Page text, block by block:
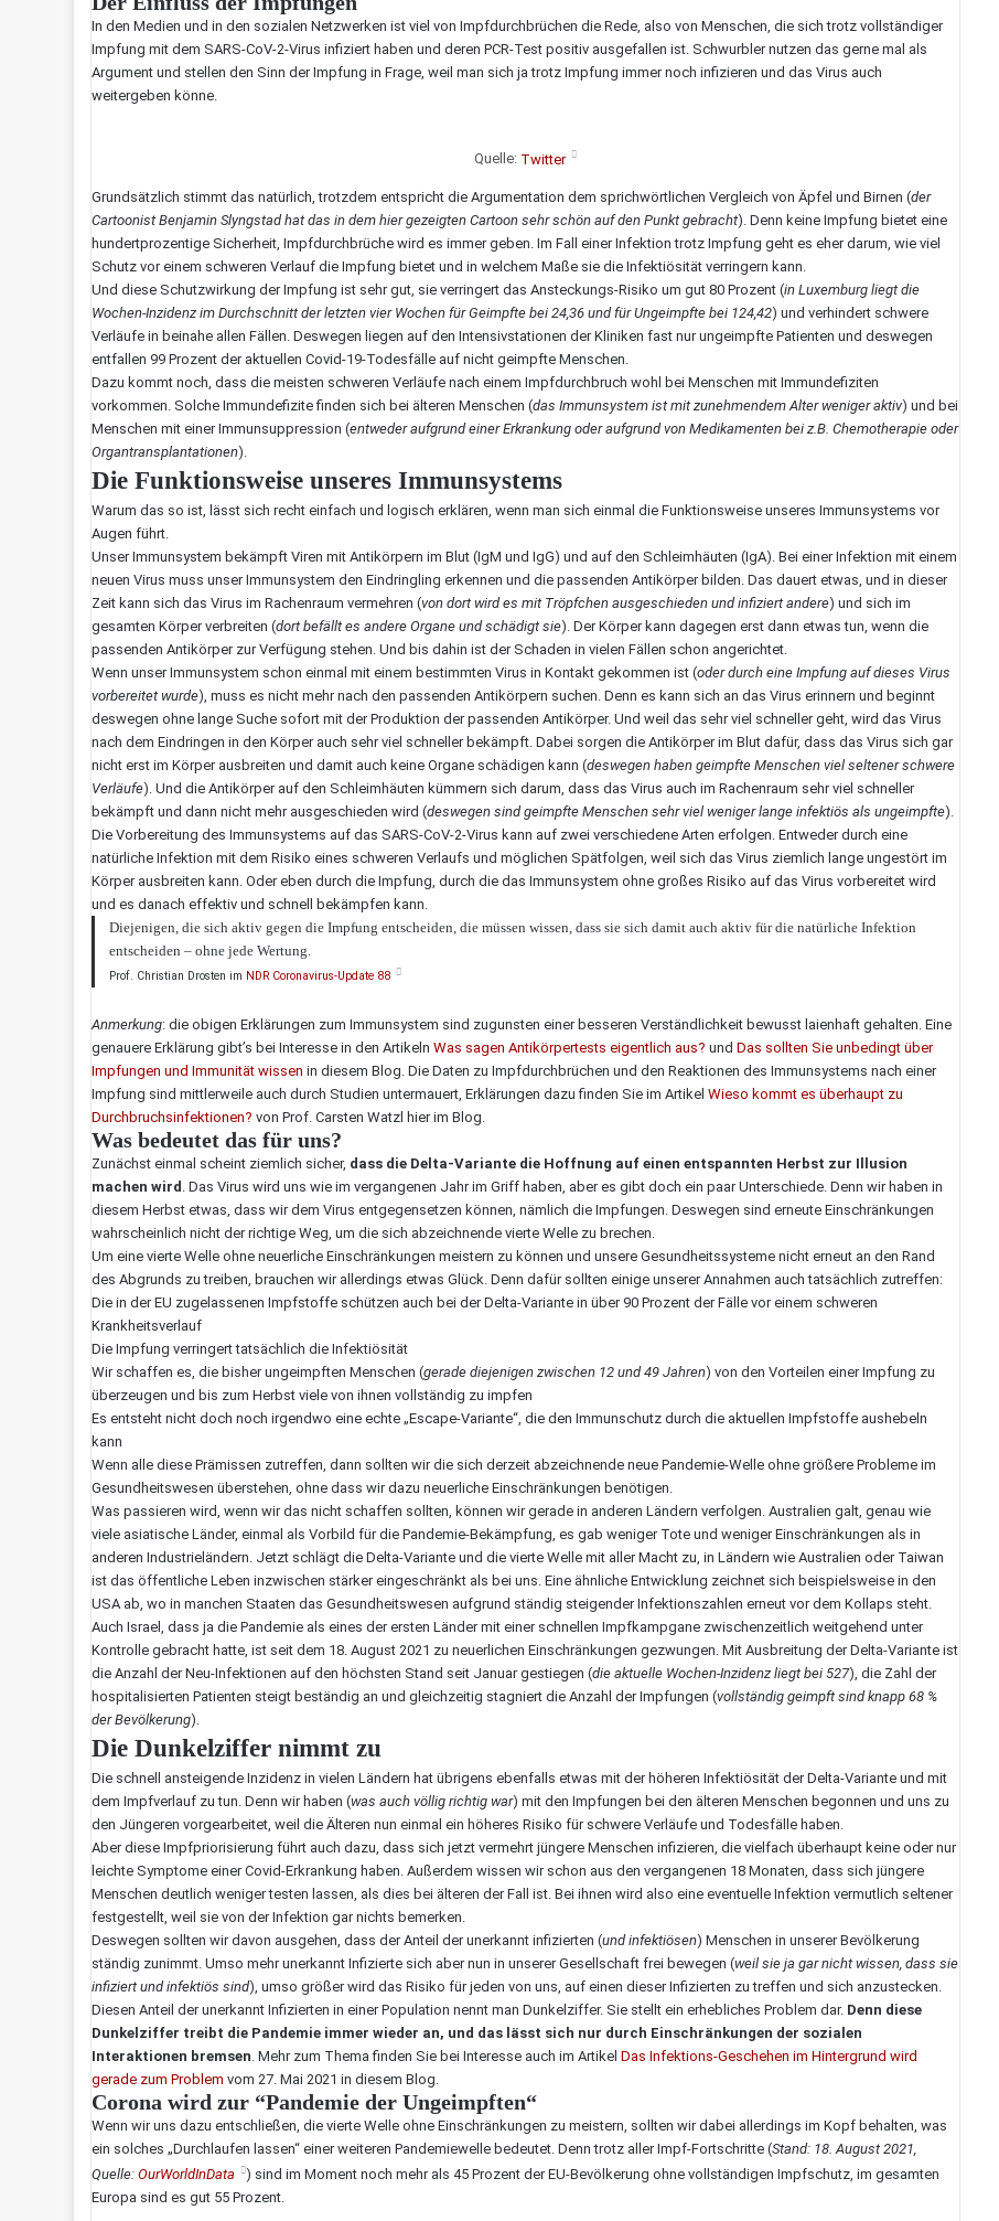
In den Medien und in den sozialen Netzwerken ist viel von Impfdurchbrüchen die Rede, also von Menschen, die sich trotz vollständiger
Impfung mit dem SARS-CoV-2-Virus infiziert haben und deren PCR-Test positiv ausgefallen ist. Schwurbler nutzen das gerne mal als
Argument und stellen den Sinn der Impfung in Frage, weil man sich ja trotz Impfung immer noch infizieren und das Virus auch
weitergeben könne.
Quelle: Twitter
Grundsätzlich stimmt das natürlich, trotzdem entspricht die Argumentation dem sprichwörtlichen Vergleich von Äpfel und Birnen (der
Cartoonist Benjamin Slyngstad hat das in dem hier gezeigten Cartoon sehr schön auf den Punkt gebracht). Denn keine Impfung bietet eine
hundertprozentige Sicherheit, Impfdurchbrüche wird es immer geben. Im Fall einer Infektion trotz Impfung geht es eher darum, wie viel
Schutz vor einem schweren Verlauf die Impfung bietet und in welchem Maße sie die Infektiösität verringern kann.
Und diese Schutzwirkung der Impfung ist sehr gut, sie verringert das Ansteckungs-Risiko um gut 80 Prozent (in Luxemburg liegt die
Wochen-Inzidenz im Durchschnitt der letzten vier Wochen für Geimpfte bei 24,36 und für Ungeimpfte bei 124,42) und verhindert schwere
Verläufe in beinahe allen Fällen. Deswegen liegen auf den Intensivstationen der Kliniken fast nur ungeimpfte Patienten und deswegen
entfallen 99 Prozent der aktuellen Covid-19-Todesfälle auf nicht geimpfte Menschen.
Dazu kommt noch, dass die meisten schweren Verläufe nach einem Impfdurchbruch wohl bei Menschen mit Immundefiziten
vorkommen. Solche Immundefizite finden sich bei älteren Menschen (das Immunsystem ist mit zunehmendem Alter weniger aktiv) und bei
Menschen mit einer Immunsuppression (entweder aufgrund einer Erkrankung oder aufgrund von Medikamenten bei z.B. Chemotherapie oder
Organtransplantationen).
Die Funktionsweise unseres Immunsystems
Warum das so ist, lässt sich recht einfach und logisch erklären, wenn man sich einmal die Funktionsweise unseres Immunsystems vor
Augen führt.
Unser Immunsystem bekämpft Viren mit Antikörpern im Blut (IgM und IgG) und auf den Schleimhäuten (IgA). Bei einer Infektion mit einem
neuen Virus muss unser Immunsystem den Eindringling erkennen und die passenden Antikörper bilden. Das dauert etwas, und in dieser
Zeit kann sich das Virus im Rachenraum vermehren (von dort wird es mit Tröpfchen ausgeschieden und infiziert andere) und sich im
gesamten Körper verbreiten (dort befällt es andere Organe und schädigt sie). Der Körper kann dagegen erst dann etwas tun, wenn die
passenden Antikörper zur Verfügung stehen. Und bis dahin ist der Schaden in vielen Fällen schon angerichtet.
Wenn unser Immunsystem schon einmal mit einem bestimmten Virus in Kontakt gekommen ist (oder durch eine Impfung auf dieses Virus
vorbereitet wurde), muss es nicht mehr nach den passenden Antikörpern suchen. Denn es kann sich an das Virus erinnern und beginnt
deswegen ohne lange Suche sofort mit der Produktion der passenden Antikörper. Und weil das sehr viel schneller geht, wird das Virus
nach dem Eindringen in den Körper auch sehr viel schneller bekämpft. Dabei sorgen die Antikörper im Blut dafür, dass das Virus sich gar
nicht erst im Körper ausbreiten und damit auch keine Organe schädigen kann (deswegen haben geimpfte Menschen viel seltener schwere
Verläufe). Und die Antikörper auf den Schleimhäuten kümmern sich darum, dass das Virus auch im Rachenraum sehr viel schneller
bekämpft und dann nicht mehr ausgeschieden wird (deswegen sind geimpfte Menschen sehr viel weniger lange infektiös als ungeimpfte).
Die Vorbereitung des Immunsystems auf das SARS-CoV-2-Virus kann auf zwei verschiedene Arten erfolgen. Entweder durch eine
natürliche Infektion mit dem Risiko eines schweren Verlaufs und möglichen Spätfolgen, weil sich das Virus ziemlich lange ungestört im
Körper ausbreiten kann. Oder eben durch die Impfung, durch die das Immunsystem ohne großes Risiko auf das Virus vorbereitet wird
und es danach effektiv und schnell bekämpfen kann.
Diejenigen, die sich aktiv gegen die Impfung entscheiden, die müssen wissen, dass sie sich damit auch aktiv für die natürliche Infektion
entscheiden – ohne jede Wertung.
Prof. Christian Drosten im NDR Coronavirus-Update 88
Anmerkung: die obigen Erklärungen zum Immunsystem sind zugunsten einer besseren Verständlichkeit bewusst laienhaft gehalten. Eine
genauere Erklärung gibt’s bei Interesse in den ArtikelnWas sagen Antikörpertests eigentlich aus? undDas sollten Sie unbedingt über
Impfungen und Immunität wissen in diesem Blog. Die Daten zu Impfdurchbrüchen und den Reaktionen des Immunsystems nach einer
Impfung sind mittlerweile auch durch Studien untermauert, Erklärungen dazu finden Sie im ArtikelWieso kommt es überhaupt zu
Durchbruchsinfektionen? von Prof. Carsten Watzl hier im Blog.
Was bedeutet das für uns?
Zunächst einmal scheint ziemlich sicher, dass die Delta-Variante die Hoffnung auf einen entspannten Herbst zur Illusion
machen wird . Das Virus wird uns wie im vergangenen Jahr im Griff haben, aber es gibt doch ein paar Unterschiede. Denn wir haben in
diesem Herbst etwas, dass wir dem Virus entgegensetzen können, nämlich die Impfungen. Deswegen sind erneute Einschränkungen
wahrscheinlich nicht der richtige Weg, um die sich abzeichnende vierte Welle zu brechen.
Um eine vierte Welle ohne neuerliche Einschränkungen meistern zu können und unsere Gesundheitssysteme nicht erneut an den Rand
des Abgrunds zu treiben, brauchen wir allerdings etwas Glück. Denn dafür sollten einige unserer Annahmen auch tatsächlich zutreffen:
Die in der EU zugelassenen Impfstoffe schützen auch bei der Delta-Variante in über 90 Prozent der Fälle vor einem schweren
Krankheitsverlauf
Die Impfung verringert tatsächlich die Infektiösität
Wir schaffen es, die bisher ungeimpften Menschen (gerade diejenigen zwischen 12 und 49 Jahren) von den Vorteilen einer Impfung zu
überzeugen und bis zum Herbst viele von ihnen vollständig zu impfen
Es entsteht nicht doch noch irgendwo eine echte „Escape-Variante“, die den Immunschutz durch die aktuellen Impfstoffe aushebeln
kann
Wenn alle diese Prämissen zutreffen, dann sollten wir die sich derzeit abzeichnende neue Pandemie-Welle ohne größere Probleme im
Gesundheitswesen überstehen, ohne dass wir dazu neuerliche Einschränkungen benötigen.
Was passieren wird, wenn wir das nicht schaffen sollten, können wir gerade in anderen Ländern verfolgen. Australien galt, genau wie
viele asiatische Länder, einmal als Vorbild für die Pandemie-Bekämpfung, es gab weniger Tote und weniger Einschränkungen als in
anderen Industrieländern. Jetzt schlägt die Delta-Variante und die vierte Welle mit aller Macht zu, in Ländern wie Australien oder Taiwan
ist das öffentliche Leben inzwischen stärker eingeschränkt als bei uns. Eine ähnliche Entwicklung zeichnet sich beispielsweise in den
USA ab, wo in manchen Staaten das Gesundheitswesen aufgrund ständig steigender Infektionszahlen erneut vor dem Kollaps steht.
Auch Israel, dass ja die Pandemie als eines der ersten Länder mit einer schnellen Impfkampgane zwischenzeitlich weitgehend unter
Kontrolle gebracht hatte, ist seit dem 18. August 2021 zu neuerlichen Einschränkungen gezwungen. Mit Ausbreitung der Delta-Variante ist
die Anzahl der Neu-Infektionen auf den höchsten Stand seit Januar gestiegen (die aktuelle Wochen-Inzidenz liegt bei 527), die Zahl der
hospitalisierten Patienten steigt beständig an und gleichzeitig stagniert die Anzahl der Impfungen (vollständig geimpft sind knapp 68 %
der Bevölkerung).
Die Dunkelziffer nimmt zu
Die schnell ansteigende Inzidenz in vielen Ländern hat übrigens ebenfalls etwas mit der höheren Infektiösität der Delta-Variante und mit
dem Impfverlauf zu tun. Denn wir haben (was auch völlig richtig war) mit den Impfungen bei den älteren Menschen begonnen und uns zu
den Jüngeren vorgearbeitet, weil die Älteren nun einmal ein höheres Risiko für schwere Verläufe und Todesfälle haben.
Aber diese Impfpriorisierung führt auch dazu, dass sich jetzt vermehrt jüngere Menschen infizieren, die vielfach überhaupt keine oder nur
leichte Symptome einer Covid-Erkrankung haben. Außerdem wissen wir schon aus den vergangenen 18 Monaten, dass sich jüngere
Menschen deutlich weniger testen lassen, als dies bei älteren der Fall ist. Bei ihnen wird also eine eventuelle Infektion vermutlich seltener
festgestellt, weil sie von der Infektion gar nichts bemerken.
Deswegen sollten wir davon ausgehen, dass der Anteil der unerkannt infizierten (und infektiösen) Menschen in unserer Bevölkerung
ständig zunimmt. Umso mehr unerkannt Infizierte sich aber nun in unserer Gesellschaft frei bewegen (weil sie ja gar nicht wissen, dass sie
infiziert und infektiös sind), umso größer wird das Risiko für jeden von uns, auf einen dieser Infizierten zu treffen und sich anzustecken.
Diesen Anteil der unerkannt Infizierten in einer Population nennt man Dunkelziffer. Sie stellt ein erhebliches Problem dar. Denn diese
Dunkelziffer treibt die Pandemie immer wieder an, und das lässt sich nur durch Einschränkungen der sozialen
Interaktionen bremsen . Mehr zum Thema finden Sie bei Interesse auch im ArtikelDas Infektions-Geschehen im Hintergrund wird
gerade zum Problem vom 27. Mai 2021 in diesem Blog.
Corona wird zur “Pandemie der Ungeimpften“
Wenn wir uns dazu entschließen, die vierte Welle ohne Einschränkungen zu meistern, sollten wir dabei allerdings im Kopf behalten, was
ein solches „Durchlaufen lassen“ einer weiteren Pandemiewelle bedeutet. Denn trotz aller Impf-Fortschritte (Stand: 18. August 2021,
Quelle:OurWorldInData
) sind im Moment noch mehr als 45 Prozent der EU-Bevölkerung ohne vollständigen Impfschutz, im gesamten
Europa sind es gut 55 Prozent.